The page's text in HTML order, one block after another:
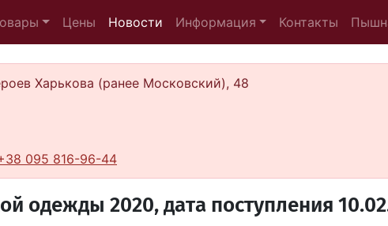
Цены Новости(current)
Информация Контакты
Харькова (ранее Московский), 48
095 816-96-44
одежды 2020, дата поступления